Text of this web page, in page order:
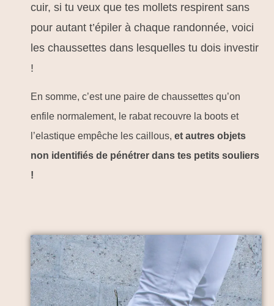
cuir, si tu veux que tes mollets respirent sans
pour autant t’épiler à chaque randonnée, voici
les chaussettes dans lesquelles tu dois investir
!
En somme, c’est une paire de chaussettes qu’on
enfile normalement, le rabat recouvre la boots et
l’elastique empêche les caillous, et autres objets
non identifiés de pénétrer dans tes petits souliers
!